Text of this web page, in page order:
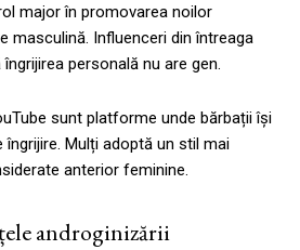
major în promovarea noilor
masculină. Influenceri din întreaga
personală nu are gen.
sunt platforme unde bărbații își
Mulți adoptă un stil mai
anterior feminine.
androginizării